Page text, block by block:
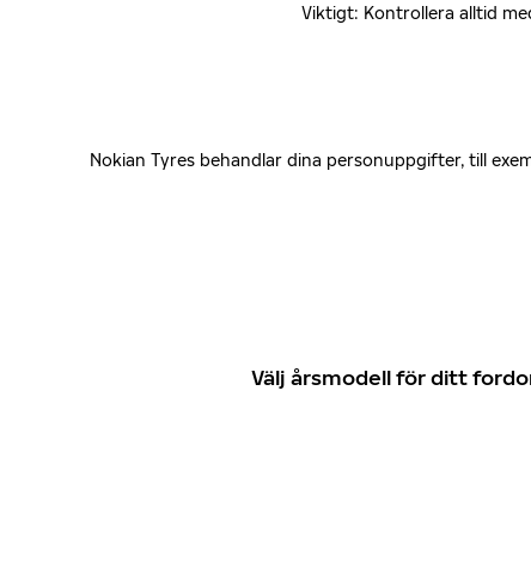
Viktigt: Kontrollera alltid
Nokian Tyres behandlar dina personuppgifter, till
Välj årsmodell för ditt